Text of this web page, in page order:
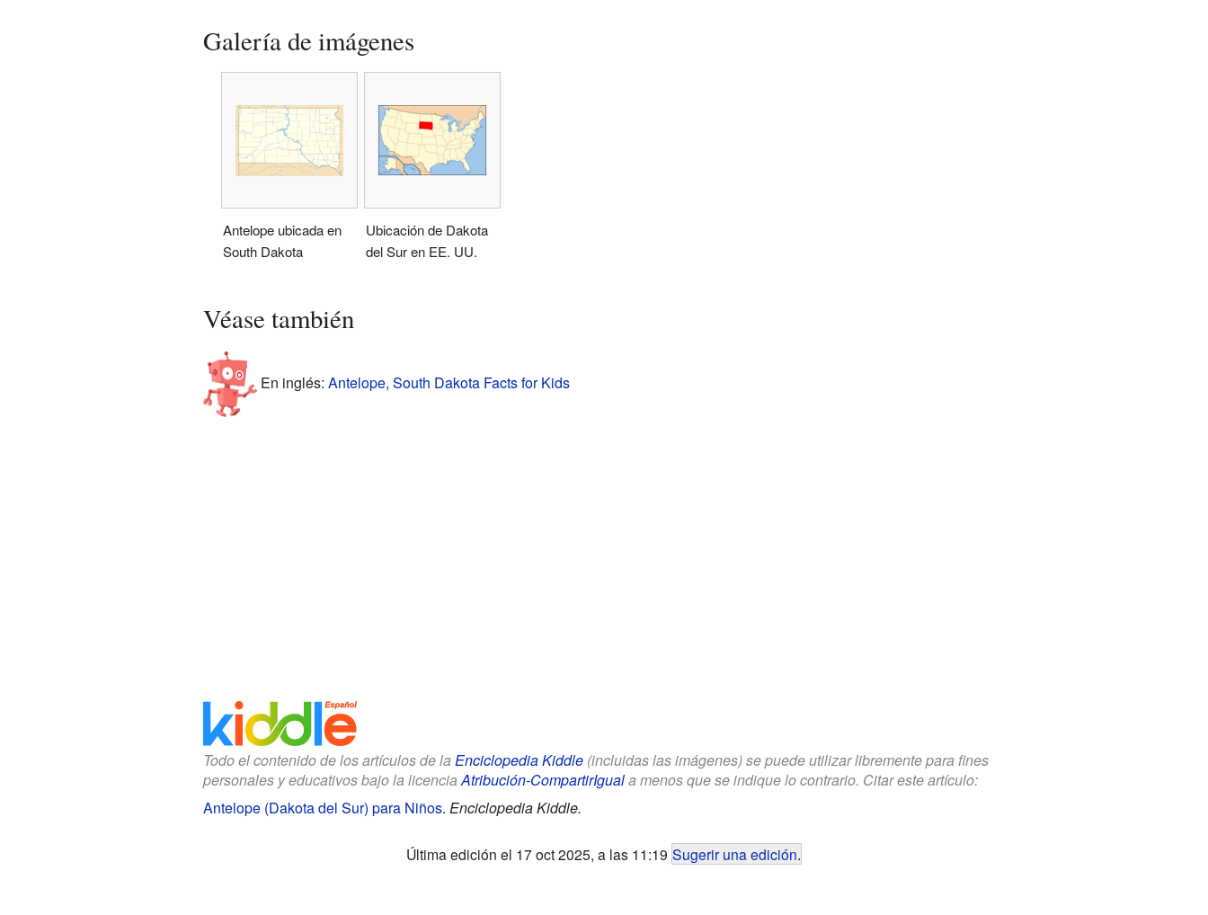
Galería de imágenes
Antelope ubicada en
South Dakota
Ubicación de Dakota
del Sur en EE. UU.
Véase también
En inglés: Antelope, South Dakota Facts for Kids
Todo el contenido de los artículos de la Enciclopedia Kiddle(incluidas las imágenes) se puede utilizar libremente para fines
personales y educativos bajo la licencia Atribución-CompartirIguala menos que se indique lo contrario. Citar este artículo:
Antelope (Dakota del Sur) para Niños. Enciclopedia Kiddle.
Última edición el 17 oct 2025, a las 11:19 Sugerir una edición.